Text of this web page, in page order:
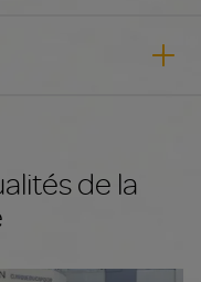
de la